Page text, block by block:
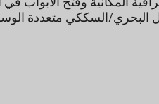
السككي متعددة الوسائط